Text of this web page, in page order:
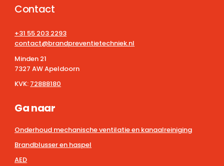
Contact
+31 55 203 2293
contact@brandpreventietechniek.nl
Minden 21
7327 AW Apeldoorn
KVK: 72888180
Ga naar
Onderhoud mechanische ventilatie en kanaalreiniging
Brandblusser en haspel
AED